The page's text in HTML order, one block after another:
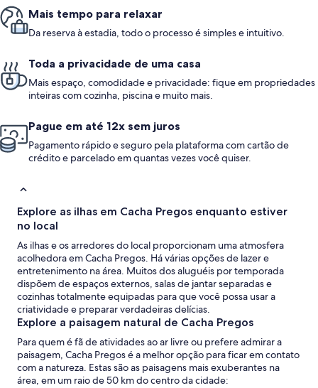
Mais tempo para relaxar
Da reserva à estadia, todo o processo é simples e intuitivo.
Toda a privacidade de uma casa
Mais espaço, comodidade e privacidade: fique em propriedades
inteiras com cozinha, piscina e muito mais.
Pague em até 12x sem juros
Pagamento rápido e seguro pela plataforma com cartão de
crédito e parcelado em quantas vezes você quiser.
Explore as ilhas em Cacha Pregos enquanto estiver
no local
As ilhas e os arredores do local proporcionam uma atmosfera
acolhedora em Cacha Pregos. Há várias opções de lazer e
entretenimento na área. Muitos dos aluguéis por temporada
dispõem de espaços externos, salas de jantar separadas e
cozinhas totalmente equipadas para que você possa usar a
criatividade e preparar verdadeiras delícias.
Explore a paisagem natural de Cacha Pregos
Para quem é fã de atividades ao ar livre ou prefere admirar a
paisagem, Cacha Pregos é a melhor opção para ficar em contato
com a natureza. Estas são as paisagens mais exuberantes na
área, em um raio de 50 km do centro da cidade: